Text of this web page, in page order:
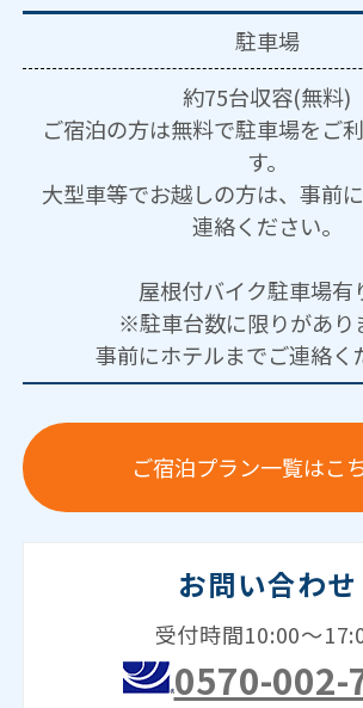
駐車場
約75台収容(無料)
ご宿泊の方は無料で駐車場をご
す。
大型車等でお越しの方は、事前
連絡ください。
屋根付バイク駐車場有
※駐車台数に限りがあり
事前にホテルまでご連絡く
ご宿泊プラン一覧はこ
お問い合わせ
受付時間10:00～
0570-002-